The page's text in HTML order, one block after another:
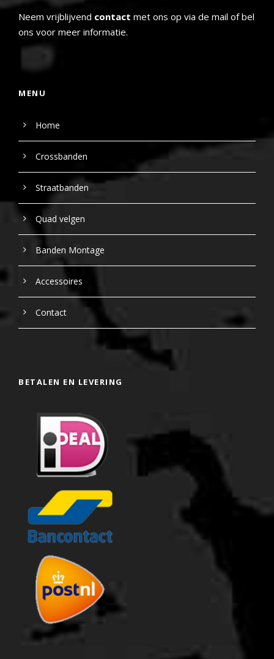
Neem vrijblijvend contact met ons op via de mail of bel
ons voor meer informatie.
MENU
Home
Crossbanden
Straatbanden
Quad velgen
Banden Montage
Accessoires
Contact
BETALEN EN LEVERING